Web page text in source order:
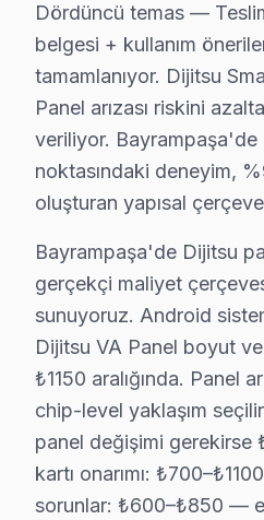
Komşu ilçelerle
Bayrampaşa'deki Dijitsu
İkinci pik — Mart sonu:
Üçüncü pik — Haziran:
Beşinci pik — Kasım:
Bayrampaşa'de Dijitsu
Beşinci taahhüt — Bölge
Neden
Bayrampaşa Dijitsu TV Ekran
Bayrampaşa'da Dijitsu
• Bayrampaşa'de 25+
• Bayrampaşa'de sadece
• Termal kamera ve
Dördüncü temas —
belgesi + kullanım
tamamlanıyor. Dijitsu
Panel arızası riskini
veriliyor.
noktasındaki deneyim,
oluşturan yapısal
Bayrampaşa'de Dijitsu
gerçekçi maliyet
sunuyoruz. Android
Dijitsu VA Panel boyut
₺1150 aralığında. Panel
chip-level yaklaşım
panel değişimi gerekirse
kartı onarımı:
sorunlar: ₺600–₺850 —